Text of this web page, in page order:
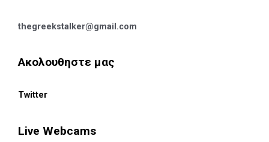
thegreekstalker@gmail.com
Ακολουθηστε μας
Twitter
Live Webcams